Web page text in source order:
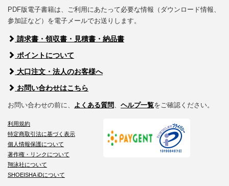
PDF版電子書籍は、ご利用にあたって必要な情報（ダウンロード情報、
参加証など）を電子メールでお送りします。
請求書・領収書・見積書・納品書
ポイントについて
大口注文・法人のお客様へ
お問い合わせはこちら
お問い合わせの前に、 よくある質問 ヘルプ一覧をご確認ください。
利用規約
特定商取引法に基づく表示
個人情報保護について
著作権・リンクについて
翔泳社について
SHOEISHA iDについて